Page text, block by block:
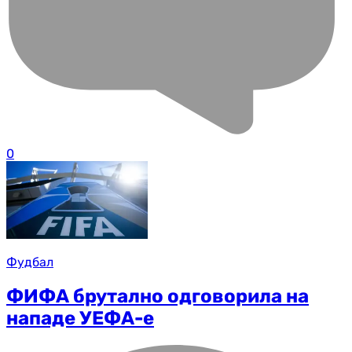
0
Фудбал
ФИФА брутално одговорила на
нападе УЕФА-е